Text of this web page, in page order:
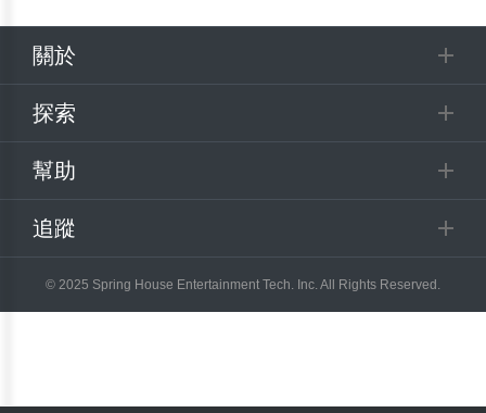
關於
探索
幫助
追蹤
© 2025 Spring House Entertainment Tech. Inc. All Rights Reserved.